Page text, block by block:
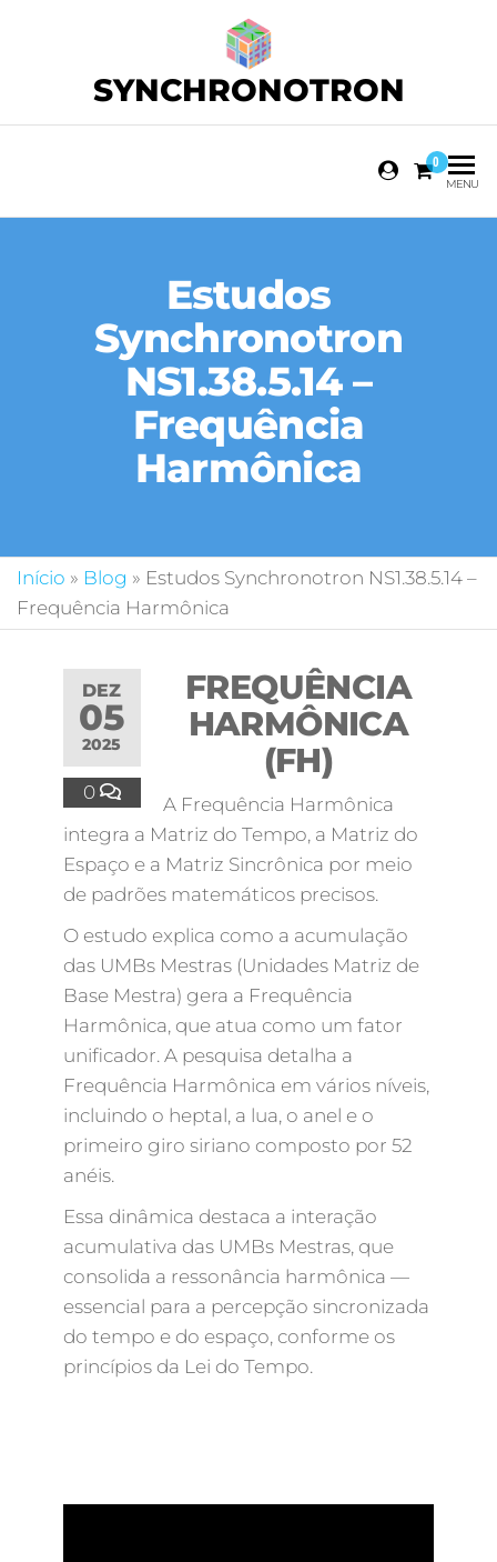
SYNCHRONOTRON
0
MENU
Estudos
Synchronotron
NS1.38.5.14 –
Frequência
Harmônica
Início » Blog » Estudos Synchronotron NS1.38.5.14 –
Frequência Harmônica
DEZ
05
2025
0
FREQUÊNCIA
HARMÔNICA
(FH)
A Frequência Harmônica
integra a Matriz do Tempo, a Matriz do
Espaço e a Matriz Sincrônica por meio
de padrões matemáticos precisos.
O estudo explica como a acumulação
das UMBs Mestras (Unidades Matriz de
Base Mestra) gera a Frequência
Harmônica, que atua como um fator
unificador. A pesquisa detalha a
Frequência Harmônica em vários níveis,
incluindo o heptal, a lua, o anel e o
primeiro giro siriano composto por 52
anéis.
Essa dinâmica destaca a interação
acumulativa das UMBs Mestras, que
consolida a ressonância harmônica —
essencial para a percepção sincronizada
do tempo e do espaço, conforme os
princípios da Lei do Tempo.